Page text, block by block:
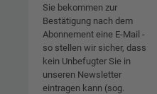
Sie bekommen zur
Bestätigung nach dem
Abonnement eine E-Mail -
so stellen wir sicher, dass
kein Unbefugter Sie in
unseren Newsletter
eintragen kann (sog.